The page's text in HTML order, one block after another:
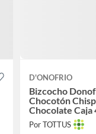
D'ONOFRIO
Bizcocho
Chocotón
Chocolate Caja
Por TOTTUS